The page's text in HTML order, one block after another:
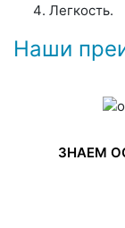
Легкость.
Наши
ЗНАЕМ